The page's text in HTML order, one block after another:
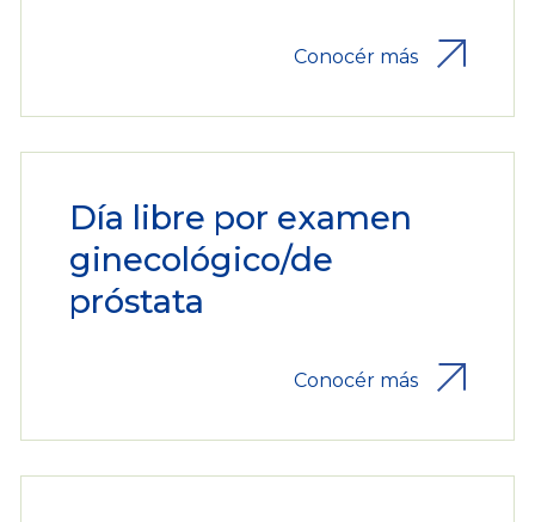
Conocér más
Día libre por examen
ginecológico/de
próstata
Conocér más